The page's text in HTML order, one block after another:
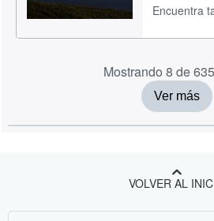
Encuentra
Mostrando 8 de
Ver más
VOLVER AL